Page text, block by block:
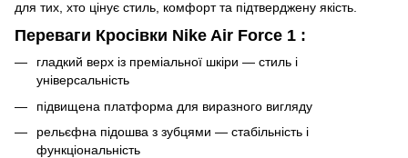
для тих, хто цінує стиль, комфорт та підтверджену якість.
Переваги Кросівки Nike Air Force 1 :
гладкий верх із преміальної шкіри — стиль і
універсальність
підвищена платформа для виразного вигляду
рельєфна підошва з зубцями — стабільність і
функціональність